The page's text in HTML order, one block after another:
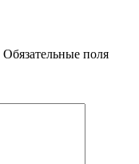
Обязательные поля